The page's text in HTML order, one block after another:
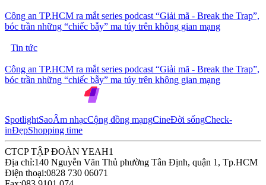
Công an TP.HCM ra mắt series podcast “Giải mã - Break the Trap”,
bóc trần những “chiếc bẫy” ma túy trên không gian mạng
Tin tức
Công an TP.HCM ra mắt series podcast “Giải mã - Break the Trap”,
bóc trần những “chiếc bẫy” ma túy trên không gian mạng
SpotlightSaoÂm nhạcCộng đồng mạngCineĐời sốngCheck-
inĐẹpShopping time
CTCP TẬP ĐOÀN YEAH1
Địa chỉ:140 Nguyễn Văn Thủ phường Tân Định, quận 1, Tp.HCM
Điện thoại:0828 730 06071